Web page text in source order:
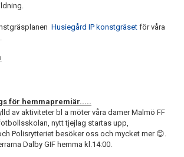
Husiegård IP konstgräset för våra
för hemmapremiär.....
av aktiviteter bl a möter våra damer Malmö FF
nytt tjejlag startas upp,
Polisrytteriet besöker oss och mycket mer 😊.
Dalby GIF hemma kl.14:00.